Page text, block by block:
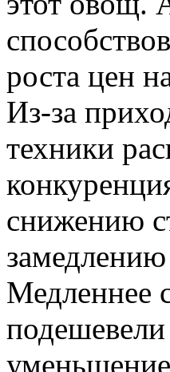
роста цен
Из-за
техники
снижению
Медленнее